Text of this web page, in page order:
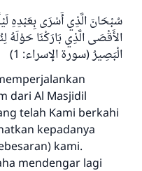
سُبْحَانَ الَّذِي أَسْرَى بِعَبْدِهِ
الأَقْصَى الَّذِي بَارَكْنَا حَوْلَهُ
الْبَصِيرُ (سورة الإسراء: 1)
dari Al Masjidil
telah Kami berkahi
kepadanya
kami.
mendengar lagi